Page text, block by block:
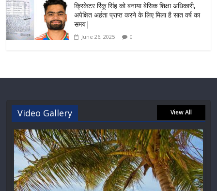
क्रिकेटर रिंकू सिंह को बनाया बेसिक शिक्षा अधिकारी,
अपेक्षित अर्हता प्राप्त करने के लिए मिला है सात वर्ष का
समय|
June 26, 2025 0
Video Gallery View All